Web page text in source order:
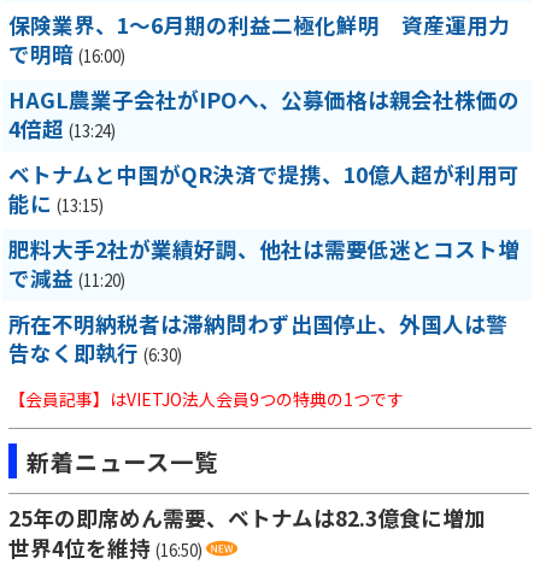
保険業界、1～6月期の利益二極化鮮明 資産運用力
で明暗 (16:00)
HAGL農業子会社がIPOへ、公募価格は親会社株価の
4倍超 (13:24)
ベトナムと中国がQR決済で提携、10億人超が利用可
能に (13:15)
肥料大手2社が業績好調、他社は需要低迷とコスト増
で減益 (11:20)
所在不明納税者は滞納問わず出国停止、外国人は警
告なく即執行 (6:30)
【会員記事】はVIETJO法人会員9つの特典の1つです
新着ニュース一覧
25年の即席めん需要、ベトナムは82.3億食に増加
世界4位を維持 (16:50)